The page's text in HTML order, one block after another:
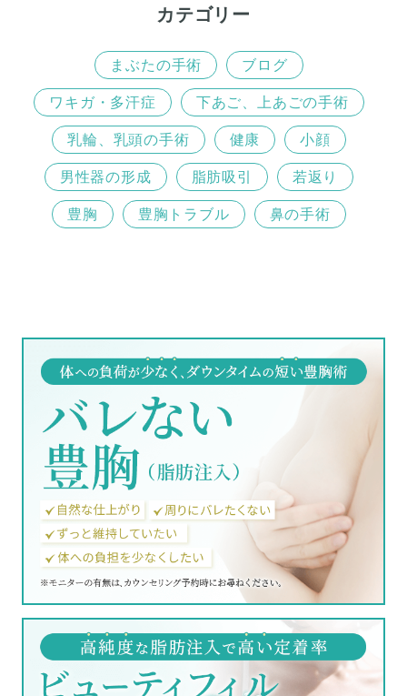
カテゴリー
まぶたの手術 ブログ
ワキガ・多汗症 下あご、上あごの手術
乳輪、乳頭の手術 健康 小顔
男性器の形成 脂肪吸引 若返り
豊胸 豊胸トラブル 鼻の手術